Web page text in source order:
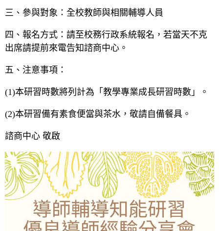
三、參與對象：全校教師與相關輔導人員
四、報名方式：請至校務行政系統報名，若當天不克
出席請提前來電告知諮商中心。
五、注意事項：
(1)本研習時數將列計為「教學專業成長研習時數」。
(2)本研習備有素食便當與茶水，敬請自備餐具。
諮商中心 敬啟